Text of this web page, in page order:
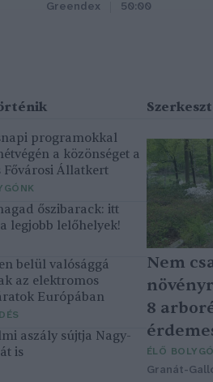
Greendex 50:00
programokkal
a közönséget a
Fővárosi Állatkert
őszibarack: itt
legjobb lelőhelyek!
belül valósággá
az elektromos
Európában
aszály sújtja Nagy-
is
Nem
8
ÉLŐ
Granát-